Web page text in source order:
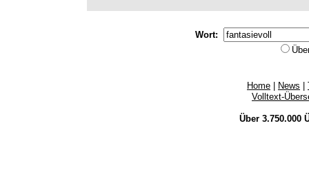
Wort:
Home News
Volltext-
Über 3.750.000